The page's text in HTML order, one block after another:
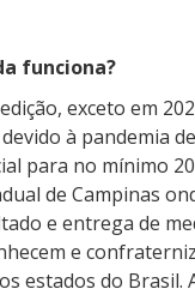
funciona?
exceto em
à pandemia
para no mínimo
de Campinas
e entrega de
e
estados do Brasil.